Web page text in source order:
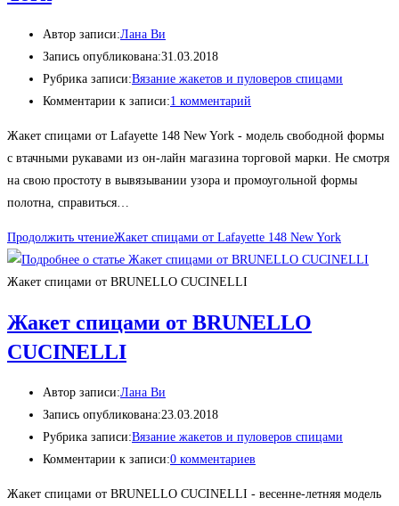
Автор записи:Лана Ви
Запись опубликована:31.03.2018
Рубрика записи:Вязание жакетов и пуловеров спицами
Комментарии к записи:1 комментарий
Жакет спицами от Lafayette 148 New York - модель свободной формы
с втачными рукавами из он-лайн магазина торговой марки. Не смотря
на свою простоту в вывязывании узора и промоугольной формы
полотна, справиться…
Продолжить чтениеЖакет спицами от Lafayette 148 New York
Жакет спицами от BRUNELLO CUCINELLI
Жакет спицами от BRUNELLO
CUCINELLI
Автор записи:Лана Ви
Запись опубликована:23.03.2018
Рубрика записи:Вязание жакетов и пуловеров спицами
Комментарии к записи:0 комментариев
Жакет спицами от BRUNELLO CUCINELLI - весенне-летняя модель